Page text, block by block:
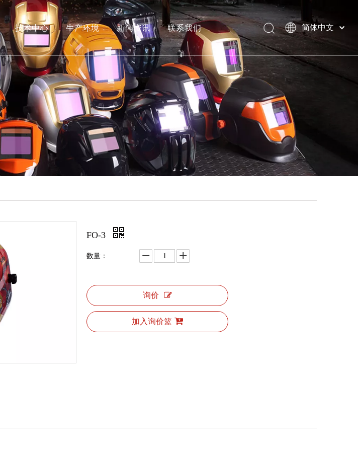
技术中心 生产环境 新闻资讯 联系我们
简体中文
English
FO-3
数量：
询价
加入询价篮